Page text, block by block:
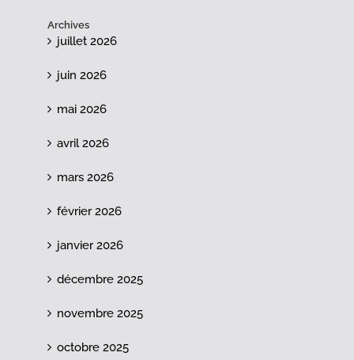
Archives
juillet 2026
juin 2026
mai 2026
avril 2026
mars 2026
février 2026
janvier 2026
décembre 2025
novembre 2025
octobre 2025